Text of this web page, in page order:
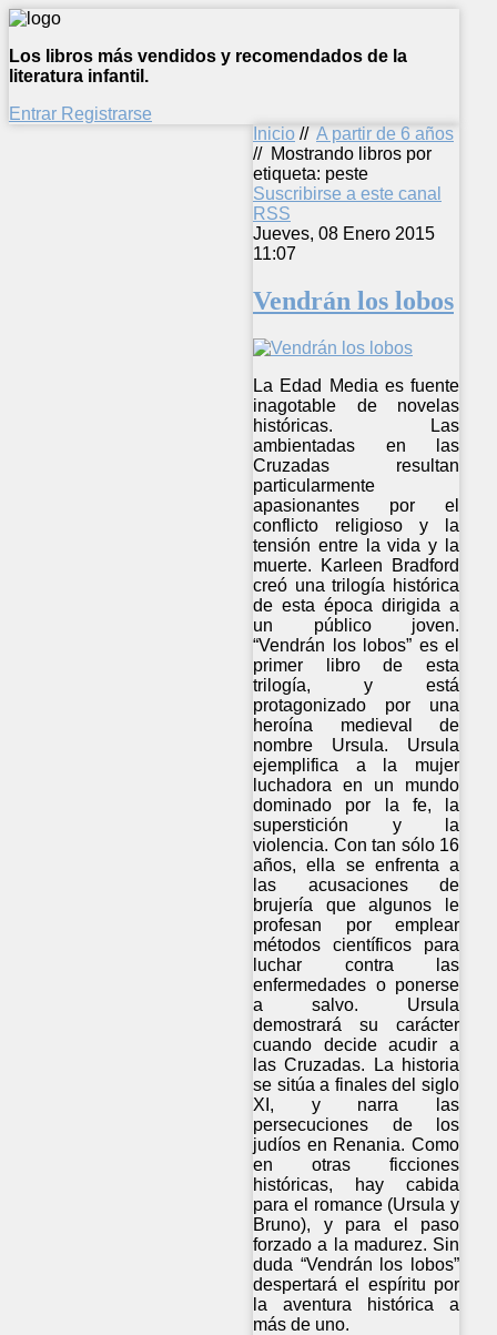
Los libros más vendidos y recomendados de la
literatura infantil.
Entrar Registrarse
Inicio // A partir de 6 años
// Mostrando libros por
etiqueta: peste
Suscribirse a este canal
RSS
Jueves, 08 Enero 2015
11:07
Vendrán los lobos
La Edad Media es fuente
inagotable de novelas
históricas. Las
ambientadas en las
Cruzadas resultan
particularmente
apasionantes por el
conflicto religioso y la
tensión entre la vida y la
muerte. Karleen Bradford
creó una trilogía histórica
de esta época dirigida a
un público joven.
“Vendrán los lobos” es el
primer libro de esta
trilogía, y está
protagonizado por una
heroína medieval de
nombre Ursula. Ursula
ejemplifica a la mujer
luchadora en un mundo
dominado por la fe, la
superstición y la
violencia. Con tan sólo 16
años, ella se enfrenta a
las acusaciones de
brujería que algunos le
profesan por emplear
métodos científicos para
luchar contra las
enfermedades o ponerse
a salvo. Ursula
demostrará su carácter
cuando decide acudir a
las Cruzadas. La historia
se sitúa a finales del siglo
XI, y narra las
persecuciones de los
judíos en Renania. Como
en otras ficciones
históricas, hay cabida
para el romance (Ursula y
Bruno), y para el paso
forzado a la madurez. Sin
duda “Vendrán los lobos”
despertará el espíritu por
la aventura histórica a
más de uno.